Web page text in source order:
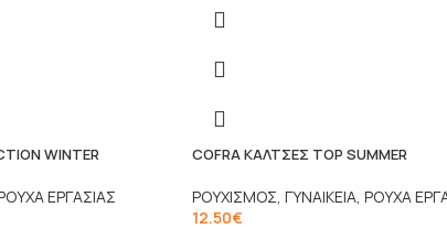
WINTER
ΕΡΓΑΣΙΑΣ
COFRA ΚΑΛΤΣΕΣ TOP SUMMER
ΡΟΥΧΙΣΜΟΣ, ΓΥΝΑΙΚΕΙΑ, ΡΟΥΧΑ
12.50€